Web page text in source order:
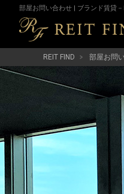
部屋お問い合わせ | ブランド賃貸－
REIT FIND 部屋お問